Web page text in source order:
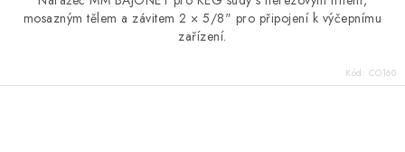
mosazným tělem a závitem 2 × 5/8" pro připojení k výčepnímu
zařízení.
Kód: CO160